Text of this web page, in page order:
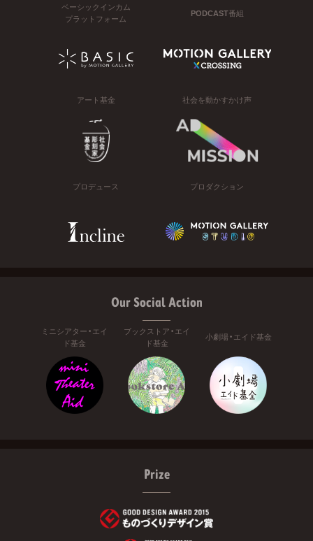
ベーシックインカム
プラットフォーム
PODCAST番組
アート基金 社会を動かすかけ声
プロデュース プロダクション
Our Social Action
ミニシアター・エイ
ド基金
ブックストア・エイ
ド基金
小劇場・エイド基金
Prize